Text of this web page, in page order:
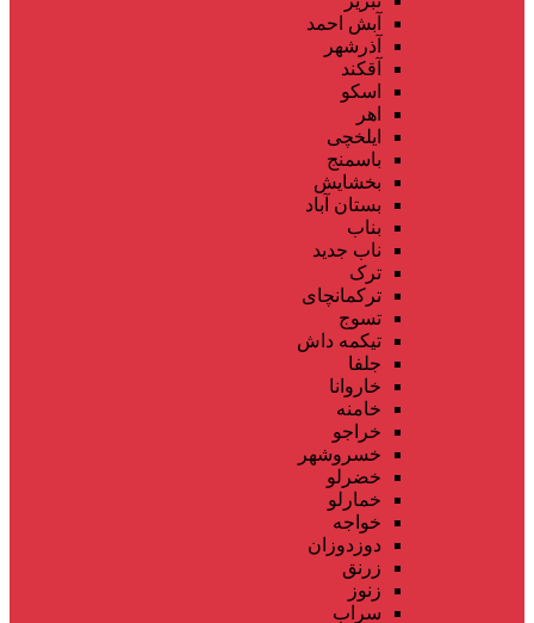
آبش احمد
آذرشهر
آقکند
اسکو
اهر
ایلخچی
باسمنج
بخشایش
بستان آباد
بناب
ناب جدید
ترک
ترکمانچای
تسوج
تیکمه داش
جلفا
خاروانا
خامنه
خراجو
خسروشهر
خضرلو
خمارلو
خواجه
دوزدوزان
زرنق
زنوز
سراب